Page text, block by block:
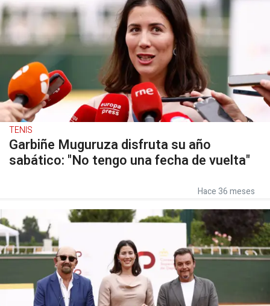
TENIS
Garbiñe Muguruza disfruta su año
sabático: "No tengo una fecha de vuelta"
Hace 36 meses